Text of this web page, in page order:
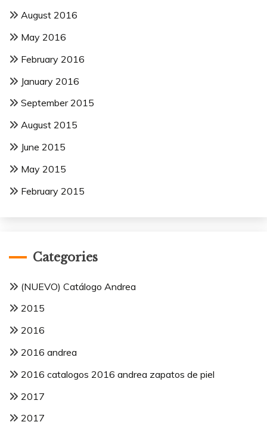
August 2016
May 2016
February 2016
January 2016
September 2015
August 2015
June 2015
May 2015
February 2015
Categories
(NUEVO) Catálogo Andrea
2015
2016
2016 andrea
2016 catalogos 2016 andrea zapatos de piel
2017
2017